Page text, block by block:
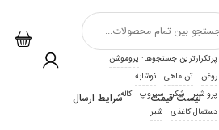
پرتکرارترین جستجوها: پروموشن
روغن
تن ماهی
نوشابه
پرو شیر
شکر سیروپ
کاله
دستمال کاغذی
شیر
لیست قیمت شرایط ارسال